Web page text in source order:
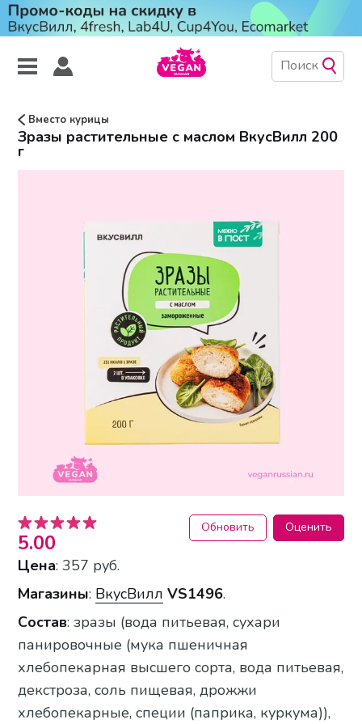
Вместо курицы
Зразы растительные с маслом ВкусВилл 200
г
5.00
Обновить Оценить
Цена: 357 руб.
Магазины: ВкусВилл VS1496.
Состав: зразы (вода питьевая, сухари
панировочные (мука пшеничная
хлебопекарная высшего сорта, вода питьевая,
декстроза, соль пищевая, дрожжи
хлебопекарные, специи (паприка, куркума)),